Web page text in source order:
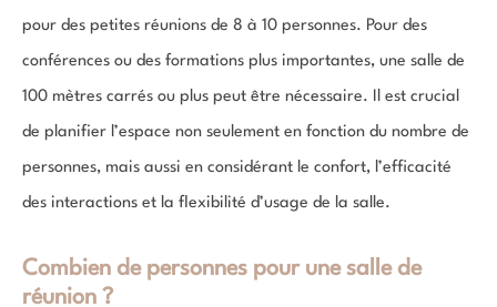
pour des petites réunions de 8 à 10 personnes. Pour des
conférences ou des formations plus importantes, une salle de
100 mètres carrés ou plus peut être nécessaire. Il est crucial
de planifier l’espace non seulement en fonction du nombre de
personnes, mais aussi en considérant le confort, l’efficacité
des interactions et la flexibilité d’usage de la salle.
Combien de personnes pour une salle de
réunion ?